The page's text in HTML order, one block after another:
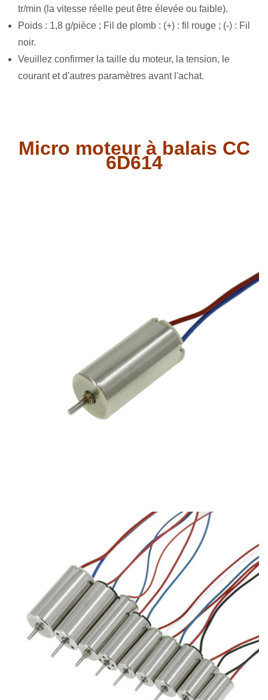
tr/min (la vitesse réelle peut être élevée ou faible).
Poids : 1,8 g/pièce ; Fil de plomb : (+) : fil rouge ; (-) : Fil
noir.
Veuillez confirmer la taille du moteur, la tension, le
courant et d'autres paramètres avant l'achat.
Micro moteur à balais CC
6D614